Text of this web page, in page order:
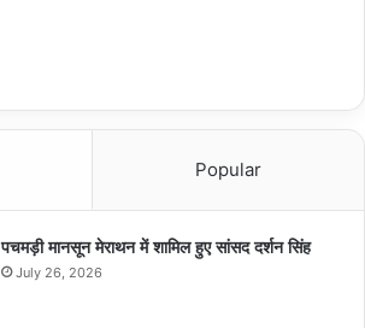
Popular
पचमड़ी मानसून मेराथन में शामिल हुए सांसद दर्शन सिंह
July 26, 2026